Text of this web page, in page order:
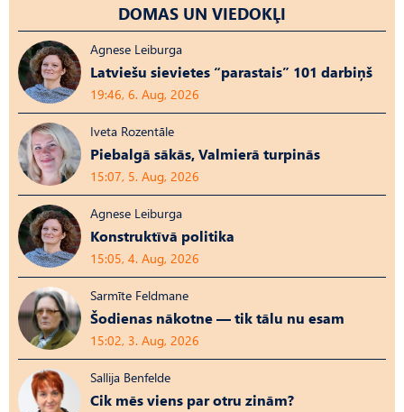
DOMAS UN VIEDOKĻI
Agnese Leiburga
Latviešu sievietes “parastais” 101 darbiņš
19:46, 6. Aug, 2026
Iveta Rozentāle
Piebalgā sākās, Valmierā turpinās
15:07, 5. Aug, 2026
Agnese Leiburga
Konstruktīvā politika
15:05, 4. Aug, 2026
Sarmīte Feldmane
Šodienas nākotne — tik tālu nu esam
15:02, 3. Aug, 2026
Sallija Benfelde
Cik mēs viens par otru zinām?